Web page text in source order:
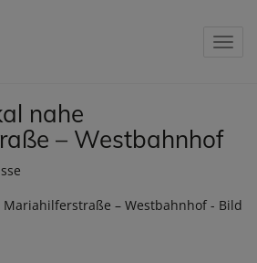
nahe
– Westbahnhof